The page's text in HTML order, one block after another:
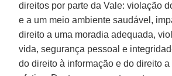
direitos por parte da Vale: violação
e a um meio ambiente saudável,
direito a uma moradia adequada,
vida, segurança pessoal e
do direito à informação e do direito a